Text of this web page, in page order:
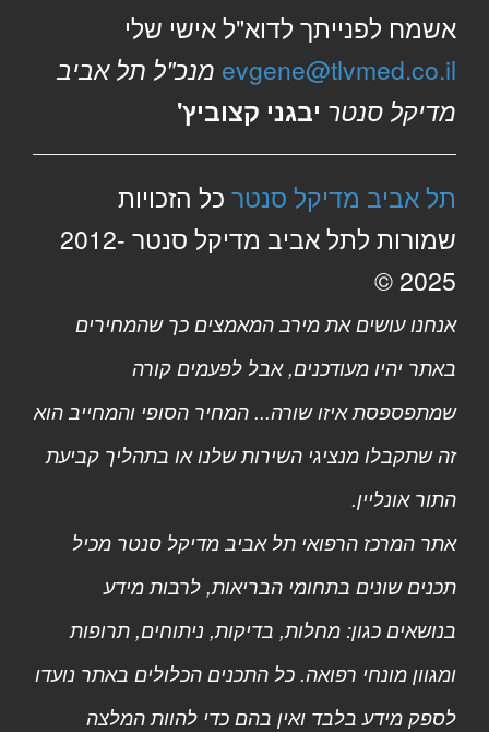
אשמח לפנייתך לדוא"ל אישי שלי
evgene@tlvmed.co.il מנכ"ל תל אביב
מדיקל סנטר יבגני קצוביץ'
תל אביב מדיקל סנטר כל הזכויות
שמורות לתל אביב מדיקל סנטר 2012-
2025 ©
אנחנו עושים את מירב המאמצים כך שהמחירים
באתר יהיו מעודכנים, אבל לפעמים קורה
שמתפספסת איזו שורה... המחיר הסופי והמחייב הוא
זה שתקבלו מנציגי השירות שלנו או בתהליך קביעת
התור אונליין.
אתר המרכז הרפואי תל אביב מדיקל סנטר מכיל
תכנים שונים בתחומי הבריאות, לרבות מידע
בנושאים כגון: מחלות, בדיקות, ניתוחים, תרופות
ומגוון מונחי רפואה. כל התכנים הכלולים באתר נועדו
לספק מידע בלבד ואין בהם כדי להוות המלצה